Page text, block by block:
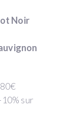
Noir
sur